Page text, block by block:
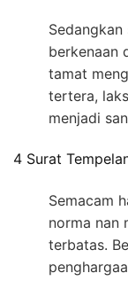
berkenaan
tamat
tertera,
menjadi
4 Surat
Semacam
norma nan
terbatas.